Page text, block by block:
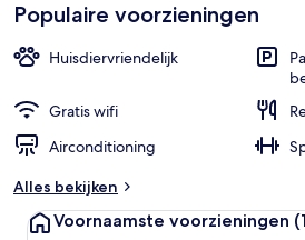
Populaire voorzieningen
Huisdiervriendelijk
Gratis wifi
Airconditioning
Alles bekijken
Voornaamste voorzieningen